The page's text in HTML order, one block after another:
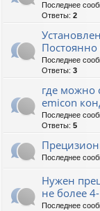
Последнее
Ответы: 2
Постоянно
Последнее
Ответы: 3
где можно
emicon
Последнее
Ответы: 5
Последнее
Нужен
не более
Последнее